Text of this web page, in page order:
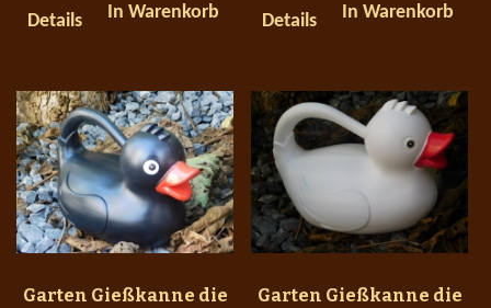
Details In Warenkorb Details In Warenkorb
Garten Gießkanne die
Garten Gießkanne die